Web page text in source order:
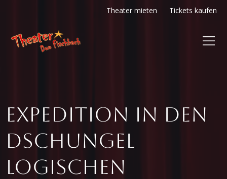
Theater mieten Tickets kaufen
Expedition in den
Dschungel
logischen